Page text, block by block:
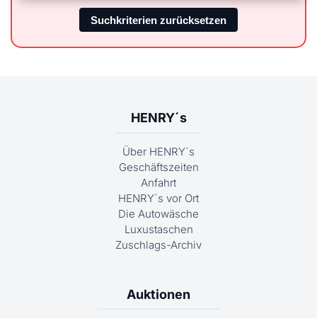
HENRY´s
Über HENRY´s
Geschäftszeiten
Anfahrt
HENRY´s vor Ort
Die Autowäsche
Luxustaschen
Zuschlags-Archiv
Auktionen